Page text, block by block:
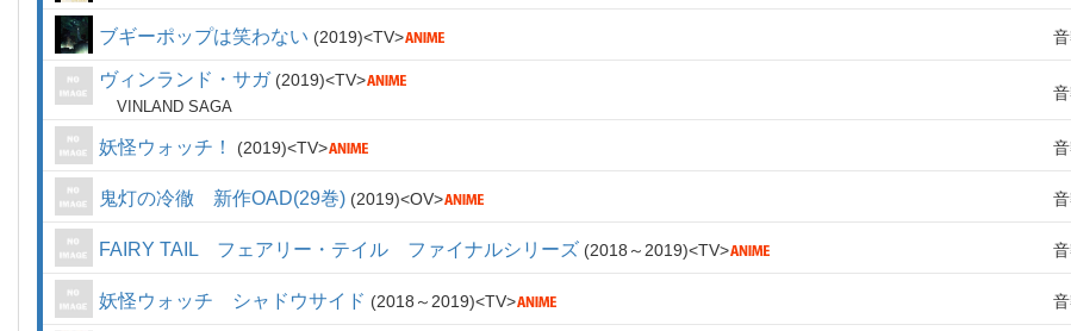
ブギーポップは笑わない 2019 TV
ヴィンランド・サガ 2019 TV
VINLAND SAGA
妖怪ウォッチ！ 2019 TV
鬼灯の冷徹 新作OAD(29巻) 2019 OV
FAIRY TAIL フェアリー・テイル ファイナルシリーズ 2018～2019 TV
妖怪ウォッチ シャドウサイド 2018～2019 TV